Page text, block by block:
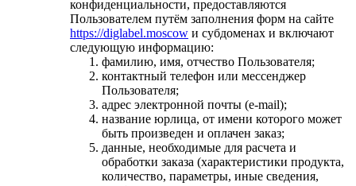
конфиденциальности, предоставляются
Пользователем путём заполнения форм на сайте
https://diglabel.moscow и субдоменах и включают
следующую информацию:
фамилию, имя, отчество Пользователя;
контактный телефон или мессенджер
Пользователя;
адрес электронной почты (e-mail);
название юрлица, от имени которого может
быть произведен и оплачен заказ;
данные, необходимые для расчета и
обработки заказа (характеристики продукта,
количество, параметры, иные сведения,